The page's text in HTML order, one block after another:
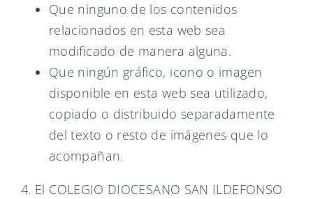
Que ninguno de los contenidos
relacionados en esta web sea
modificado de manera alguna.
Que ningún gráfico, icono o imagen
disponible en esta web sea utilizado,
copiado o distribuido separadamente
del texto o resto de imágenes que lo
acompañan.
4. El COLEGIO DIOCESANO SAN ILDEFONSO